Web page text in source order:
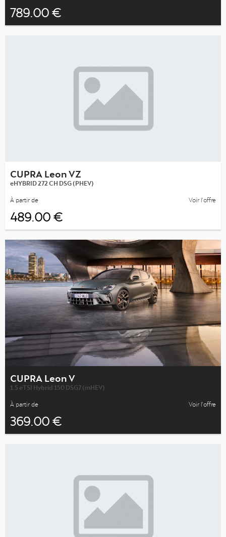
789.00 €
CUPRA Leon VZ
eHYBRID 272 CH DSG (PHEV)
À partir de
489.00 €
Voir l’offre
CUPRA Leon V
1.5 eTSI Hybrid 150 DSG7 (mHEV)
À partir de
369.00 €
Voir l’offre